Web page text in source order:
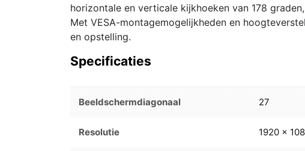
horizontale en verticale kijkhoeken van 178
Met VESA-montagemogelijkheden en
en opstelling.
Specificaties
Beeldschermdiagonaal 27
Resolutie 1920 x